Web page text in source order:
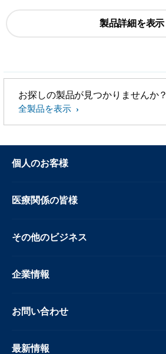
製品詳細を表示
お探しの製品が見つかりませんか？
全製品を表示
個人のお客様
医療関係の皆様
その他のビジネス
企業情報
お問い合わせ
最新情報